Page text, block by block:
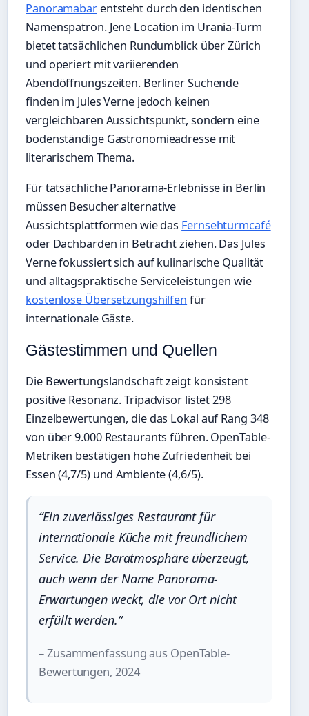
Panoramabarentsteht durch den identischen
Namenspatron. Jene Location im Urania-Turm
bietet tatsächlichen Rundumblick über Zürich
und operiert mit variierenden
Abendöffnungszeiten. Berliner Suchende
finden im Jules Verne jedoch keinen
vergleichbaren Aussichtspunkt, sondern eine
bodenständige Gastronomieadresse mit
literarischem Thema.
Für tatsächliche Panorama-Erlebnisse in Berlin
müssen Besucher alternative
Aussichtsplattformen wie das Fernsehturmcafé
oder Dachbarden in Betracht ziehen. Das Jules
Verne fokussiert sich auf kulinarische Qualität
und alltagspraktische Serviceleistungen wie
kostenlose Übersetzungshilfen für
internationale Gäste.
Gästestimmen und Quellen
Die Bewertungslandschaft zeigt konsistent
positive Resonanz. Tripadvisor listet 298
Einzelbewertungen, die das Lokal auf Rang 348
von über 9.000 Restaurants führen. OpenTable-
Metriken bestätigen hohe Zufriedenheit bei
Essen (4,7/5) und Ambiente (4,6/5).
“Ein zuverlässiges Restaurant für
internationale Küche mit freundlichem
Service. Die Baratmosphäre überzeugt,
auch wenn der Name Panorama-
Erwartungen weckt, die vor Ort nicht
erfüllt werden.”
– Zusammenfassung aus OpenTable-
Bewertungen, 2024